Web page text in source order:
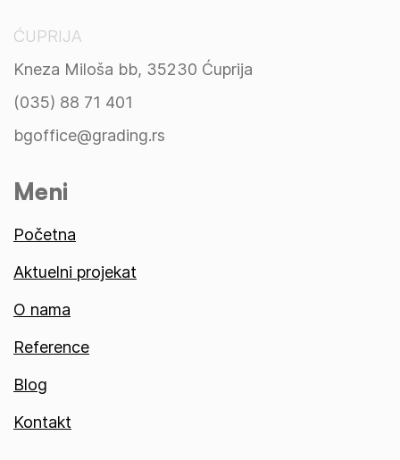
ĆUPRIJA
Kneza Miloša bb, 35230 Ćuprija
(035) 88 71 401
bgoffice@grading.rs
Meni
Početna
Aktuelni projekat
O nama
Reference
Blog
Kontakt